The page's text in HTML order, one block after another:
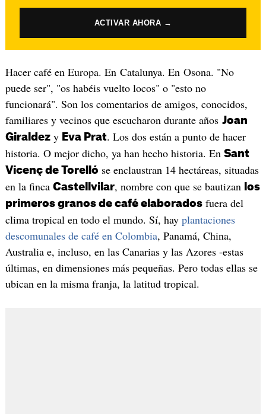
ACTIVAR AHORA →
Hacer café en Europa. En Catalunya. En Osona. "No
puede ser", "os habéis vuelto locos" o "esto no
funcionará". Son los comentarios de amigos, conocidos,
familiares y vecinos que escucharon durante años Joan
Giraldezy Eva Prat. Los dos están a punto de hacer
historia. O mejor dicho, ya han hecho historia. En Sant
Vicenç de Torelló se enclaustran 14 hectáreas, situadas
en la finca Castellvilar, nombre con que se bautizan los
primeros granos de café elaboradosfuera del
clima tropical en todo el mundo. Sí, hay plantaciones
descomunales de café en Colombia, Panamá, China,
Australia e, incluso, en las Canarias y las Azores -estas
últimas, en dimensiones más pequeñas. Pero todas ellas se
ubican en la misma franja, la latitud tropical.